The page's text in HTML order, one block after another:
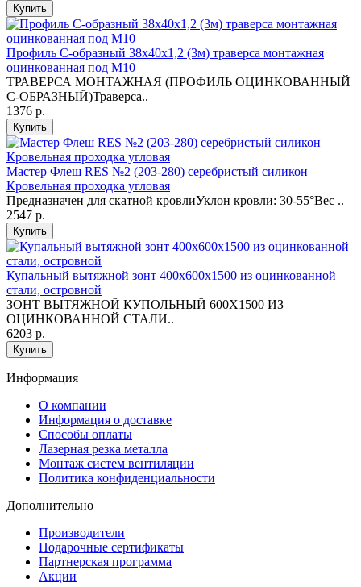
Купить
Профиль C-образный 38х40х1,2 (3м) траверса монтажная
оцинкованная под М10
ТРАВЕРСА МОНТАЖНАЯ (ПРОФИЛЬ ОЦИНКОВАННЫЙ
С-ОБРАЗНЫЙ)Траверса..
1376 р.
Купить
Мастер Флеш RES №2 (203-280) серебристый силикон
Кровельная проходка угловая
Предназначен для скатной кровлиУклон кровли: 30-55°Вес ..
2547 р.
Купить
Купальный вытяжной зонт 400х600х1500 из оцинкованной
стали, островной
ЗОНТ ВЫТЯЖНОЙ КУПОЛЬНЫЙ 600Х1500 ИЗ
ОЦИНКОВАННОЙ СТАЛИ..
6203 р.
Купить
Информация
O компании
Информация о доставке
Способы оплаты
Лазерная резка металла
Монтаж систем вентиляции
Политика конфиденциальности
Дополнительно
Производители
Подарочные сертификаты
Партнерская программа
Акции